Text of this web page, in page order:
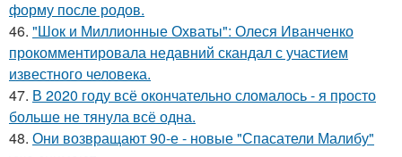
форму после родов.
46. "Шок и Миллионные Охваты": Олеся Иванченко
прокомментировала недавний скандал с участием
известного человека.
47. В 2020 году всё окончательно сломалось - я просто
больше не тянула всё одна.
48. Они возвращают 90-е - новые "Спасатели Малибу"